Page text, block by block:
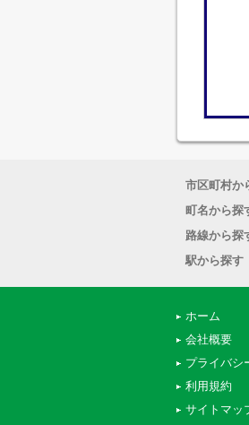
市区町村か
町名から探
路線から探
駅から探す
ホーム
会社概要
プライバシ
利用規約
サイトマッ